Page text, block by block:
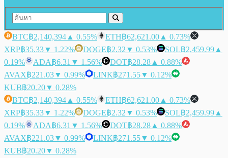
BTC฿2,140,394 ▲ 0.55% ETH฿62,621.00 ▲ 0.73%
XRP฿35.33▼ 1.22% DOGE฿2.32 ▼ 0.53% SOL฿2,459.99 ▲
0.19%
ADA฿6.31 ▼ 1.56% DOT฿28.28 ▲ 0.88%
AVAX฿221.03▼ 0.99% LINK฿271.55▼ 0.12%
KUB฿20.20▼ 0.28%
BTC฿2,140,394 ▲ 0.55% ETH฿62,621.00 ▲ 0.73%
XRP฿35.33▼ 1.22% DOGE฿2.32 ▼ 0.53% SOL฿2,459.99 ▲
0.19%
ADA฿6.31 ▼ 1.56% DOT฿28.28 ▲ 0.88%
AVAX฿221.03▼ 0.99% LINK฿271.55▼ 0.12%
KUB฿20.20▼ 0.28%